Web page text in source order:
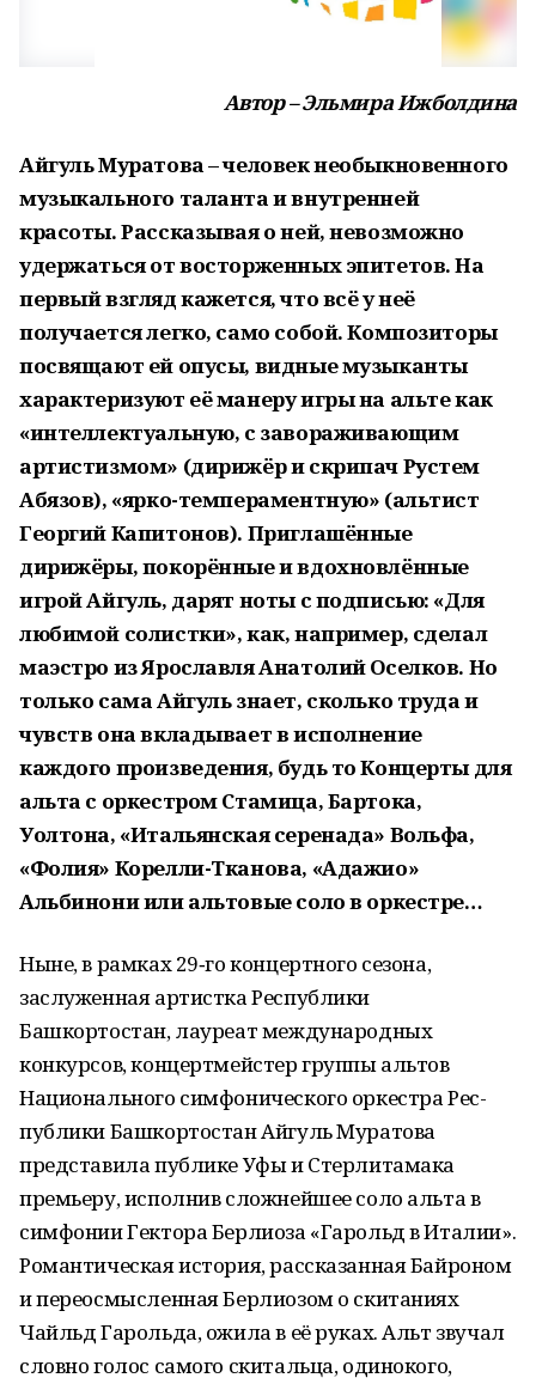
Автор – Эльмира Ижболдина
Айгуль Муратова – человек необыкновенного
музыкального таланта и внутренней
красоты. Рассказывая о ней, невозможно
удержаться от восторженных эпитетов. На
первый взгляд кажется, что всё у неё
получается легко, само собой. Композиторы
посвящают ей опусы, видные музыканты
характеризуют её манеру игры на альте как
«интеллектуальную, с завораживающим
артистизмом» (дирижёр и скрипач Рустем
Абязов), «ярко-темпераментную» (альтист
Георгий Капитонов). Приглашённые
дирижёры, покорённые и вдохновлённые
игрой Айгуль, дарят ноты с подписью: «Для
любимой солистки», как, например, сделал
маэстро из Ярославля Анатолий Оселков. Но
только сама Айгуль знает, сколько труда и
чувств она вкладывает в исполнение
каждого произведения, будь то Концерты для
альта с оркестром Стамица, Бартока,
Уолтона, «Итальянская серенада» Вольфа,
«Фолия» Корелли-Тканова, «Адажио»
Альбинони или альтовые соло в оркестре…
Ныне, в рамках 29‑го концертного сезона,
заслуженная артистка Республики
Башкортостан, лауреат международных
конкурсов, концертмейстер группы альтов
Национального симфонического оркестра Рес­
публики Башкортостан Айгуль Муратова
представила публике Уфы и Стерлитамака
премьеру, исполнив сложнейшее соло альта в
симфонии Гектора Берлиоза «Гарольд в Италии».
Романтическая история, рассказанная Байроном
и переосмысленная Берлиозом о скитаниях
Чайльд Гарольда, ожила в её руках. Альт звучал
словно голос самого скитальца, одинокого,